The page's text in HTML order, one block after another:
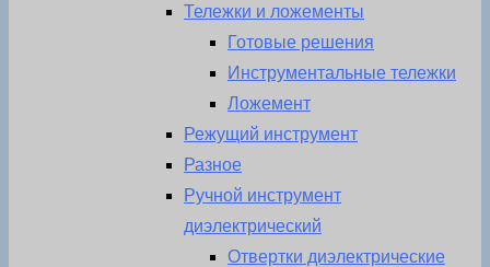
Тележки и ложементы
Готовые решения
Инструментальные тележки
Ложемент
Режущий инструмент
Разное
Ручной инструмент
диэлектрический
Отвертки диэлектрические